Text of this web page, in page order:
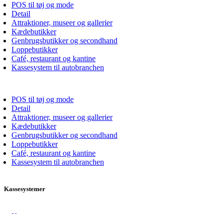
POS til tøj og mode
Detail
Attraktioner, museer og gallerier
Kædebutikker
Genbrugsbutikker og secondhand
Loppebutikker
Café, restaurant og kantine
Kassesystem til autobranchen
POS til tøj og mode
Detail
Attraktioner, museer og gallerier
Kædebutikker
Genbrugsbutikker og secondhand
Loppebutikker
Café, restaurant og kantine
Kassesystem til autobranchen
Kassesystemer